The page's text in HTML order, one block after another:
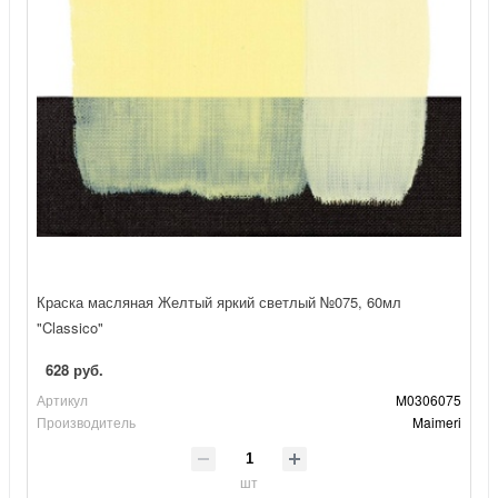
Краска масляная Желтый яркий светлый №075, 60мл
"Classico"
628 руб.
Артикул
M0306075
Производитель
Maimeri
шт